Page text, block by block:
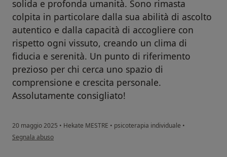
solida e profonda umanità. Sono rimasta
colpita in particolare dalla sua abilità di ascolto
autentico e dalla capacità di accogliere con
rispetto ogni vissuto, creando un clima di
fiducia e serenità. Un punto di riferimento
prezioso per chi cerca uno spazio di
comprensione e crescita personale.
Assolutamente consigliato!
20 maggio 2025 • Hekate MESTRE • psicoterapia individuale •
secondo l'opinione dell'utente Bruna Marchetti
Segnala abuso